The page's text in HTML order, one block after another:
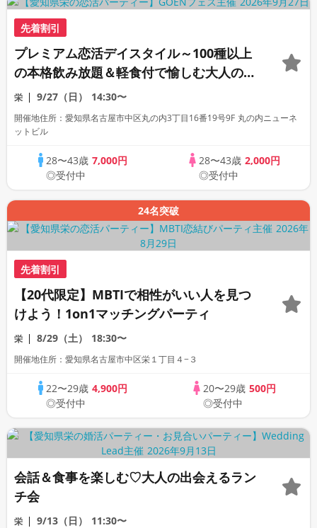
先着割引
プレミアム恋活デイスタイル～100種以上
の本格飲み放題＆軽食付で愉しむ大人の出
会い～＜定員30名＞
栄 9/27（日） 14:30〜
開催地住所：愛知県名古屋市中区丸の内3丁目16番19号9F 丸の内ニューネ
ットビル
28〜43歳7,000円
◎受付中
28〜43歳 2,000円
◎受付中
24名突破
先着割引
【20代限定】MBTIで相性がいい人を見つ
けよう！1on1マッチングパーティ
栄 8/29（土） 18:30〜
開催地住所：愛知県名古屋市中区栄１丁目４−３
22〜29歳4,900円
◎受付中
20〜29歳 500円
◎受付中
会話＆食事を楽しむ♡大人の出会えるラン
チ会
栄 9/13（日） 11:30〜